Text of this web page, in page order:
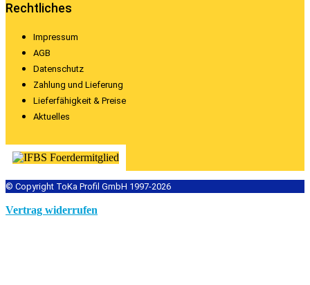
Rechtliches
Impressum
AGB
Datenschutz
Zahlung und Lieferung
Lieferfähigkeit & Preise
Aktuelles
© Copyright ToKa Profil GmbH 1997-2026
Vertrag widerrufen